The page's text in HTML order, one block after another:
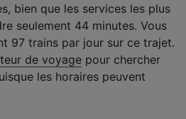
bien que les services les plus
seulement 44 minutes. Vous
97 trains par jour sur ce trajet.
de voyage pour chercher
les horaires peuvent